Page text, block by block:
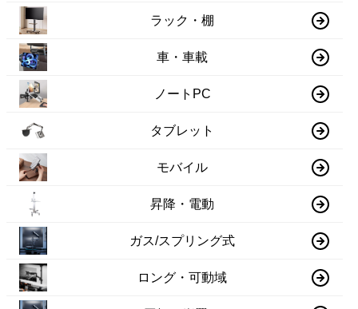
ラック・棚
車・車載
ノートPC
タブレット
モバイル
昇降・電動
ガス/スプリング式
ロング・可動域